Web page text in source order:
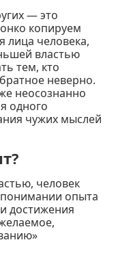
— это
копируем
человека,
властью
тем, кто
неверно.
неосознанно
одного
чужих мыслей
человек
понимании опыта
достижения